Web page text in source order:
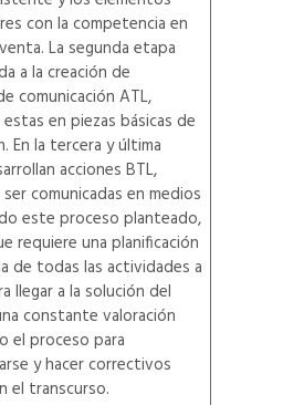
con la competencia en
La segunda etapa
a la creación de
comunicación ATL,
en piezas básicas de
En la tercera y última
acciones BTL,
comunicadas en medios
este proceso planteado,
requiere una planificación
de todas las actividades a
llegar a la solución del
constante valoración
el proceso para
y hacer correctivos
el transcurso.